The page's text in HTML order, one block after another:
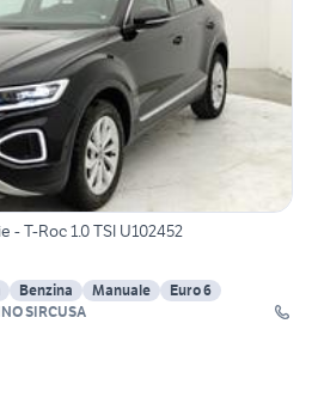
- T-Roc 1.0 TSI U102452
Benzina Manuale
Euro 6
SIRCUSA